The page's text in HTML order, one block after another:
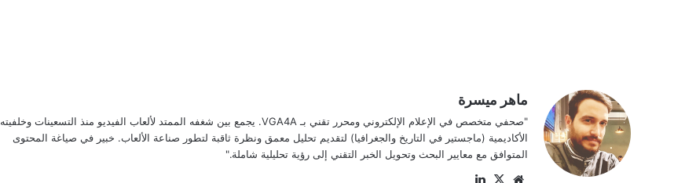
ماهر ميسرة
"صحفي متخصص في الإعلام الإلكتروني ومحرر تقني بـ VGA4A. يجمع بين شغفه الممتد لألعاب الفيديو منذ التسعينات وخلفيته
الأكاديمية (ماجستير في التاريخ والجغرافيا) لتقديم تحليل معمق ونظرة ثاقبة لتطور صناعة الألعاب. خبير في صياغة المحتوى
المتوافق مع معايير البحث وتحويل الخبر التقني إلى رؤية تحليلية شاملة."